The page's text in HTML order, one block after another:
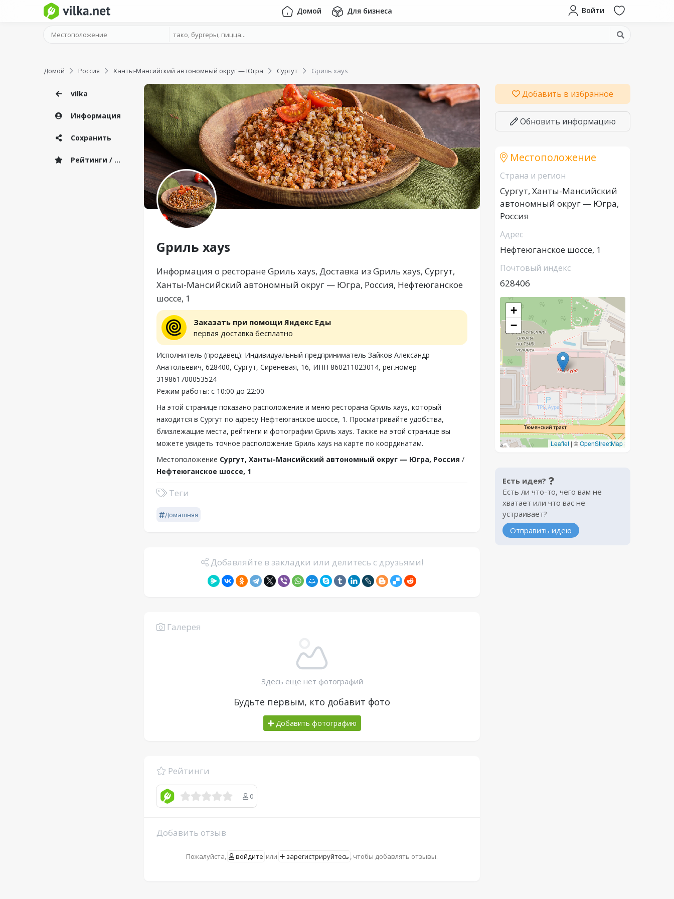
Домой Для бизнеса Войти
Домой Россия Ханты-Мансийский автономный округ — Югра Сургут Gриль хауs
vilka
Информация
Сохранить
Рейтинги / Отзывы
Gриль хауs
Информация о ресторане Gриль хауs, Доставка из Gриль хауs, Сургут,
Ханты-Мансийский автономный округ — Югра, Россия, Нефтеюганское
шоссе, 1
Заказать при помощи Яндекс Еды
первая доставка бесплатно
Исполнитель (продавец): Индивидуальный предприниматель Зайков Александр
Анатольевич, 628400, Сургут, Сиреневая, 16, ИНН 860211023014, рег.номер
319861700053524
Режим работы: с 10:00 до 22:00
На этой странице показано расположение и меню ресторана Gриль хауs, который
находится в Сургут по адресу Нефтеюганское шоссе, 1. Просматривайте удобства,
близлежащие места, рейтинги и фотографии Gриль хауs. Также на этой странице вы
можете увидеть точное расположение Gриль хауs на карте по координатам.
Местоположение Сургут, Ханты-Мансийский автономный округ — Югра, Россия /
Нефтеюганское шоссе, 1
Теги
Домашняя
Добавляйте в закладки или делитесь с друзьями!
Галерея
Здесь еще нет фотографий
Будьте первым, кто добавит фото
Добавить фотографию
Рейтинги
0
Добавить отзыв
Пожалуйста, войдите или зарегистрируйтесь , чтобы добавлять отзывы.
Добавить в избранное
Обновить информацию
Местоположение
Страна и регион
Сургут, Ханты-Мансийский
автономный округ — Югра,
Россия
Адрес
Нефтеюганское шоссе, 1
Почтовый индекс
628406
+
−
Leaflet | ©OpenStreetMap
Есть идея?
Есть ли что-то, чего вам не
хватает или что вас не
устраивает?
Отправить идею